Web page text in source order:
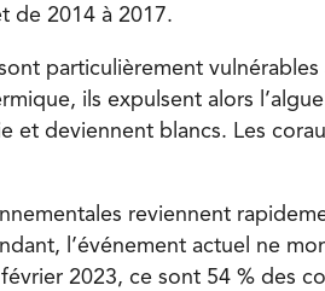
de 2014 à 2017.
particulièrement vulnérables
ils expulsent alors
et deviennent blancs. Les
reviennent
l’événement actuel ne
2023, ce sont 54 % des